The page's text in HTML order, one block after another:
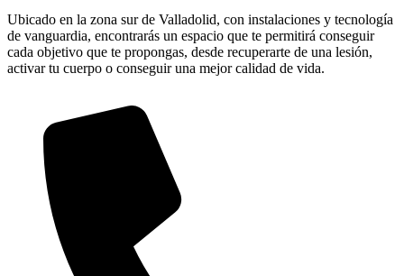
Ubicado en la zona sur de Valladolid, con instalaciones y tecnología
de vanguardia, encontrarás un espacio que te permitirá conseguir
cada objetivo que te propongas, desde recuperarte de una lesión,
activar tu cuerpo o conseguir una mejor calidad de vida.